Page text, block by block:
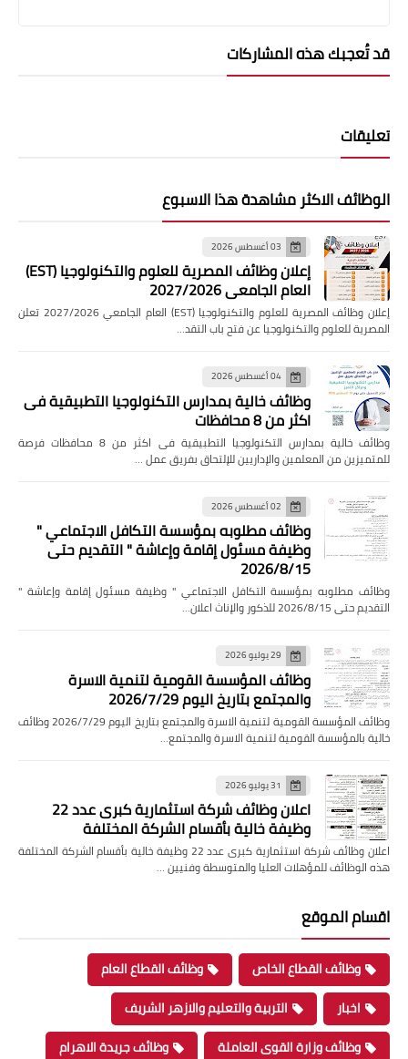
قد تُعجبك هذه المشاركات
تعليقات
الوظائف الاكثر مشاهدة هذا الاسبوع
03 أغسطس 2026
إعلان وظائف المصرية للعلوم والتكنولوجيا (EST)
العام الجامعي 2027/2026
إعلان وظائف المصرية للعلوم والتكنولوجيا (EST) العام الجامعي 2027/2026 تعلن
المصرية للعلوم والتكنولوجيا عن فتح باب التقد…
04 أغسطس 2026
وظائف خالية بمدارس التكنولوجيا التطبيقية فى
اكثر من 8 محافظات
وظائف خالية بمدارس التكنولوجيا التطبيقية فى اكثر من 8 محافظات فرصة
للمتميزين من المعلمين والإداريين للإلتحاق بفريق عمل …
02 أغسطس 2026
وظائف مطلوبه بمؤسسة التكافل الاجتماعي "
وظيفة مسئول إقامة وإعاشة " التقديم حتى
2026/8/15
وظائف مطلوبه بمؤسسة التكافل الاجتماعي " وظيفة مسئول إقامة وإعاشة "
التقديم حتى 2026/8/15 للذكور والإناث اعلان…
29 يوليو 2026
وظائف المؤسسة القومية لتنمية الاسرة
والمجتمع بتاريخ اليوم 2026/7/29
وظائف المؤسسة القومية لتنمية الاسرة والمجتمع بتاريخ اليوم 2026/7/29 وظائف
خالية بالمؤسسة القومية لتنمية الاسرة والمجتمع…
31 يوليو 2026
اعلان وظائف شركة استثمارية كبرى عدد 22
وظيفة خالية بأقسام الشركة المختلفة
اعلان وظائف شركة استثمارية كبرى عدد 22 وظيفة خالية بأقسام الشركة المختلفة
هذه الوظائف للمؤهلات العليا والمتوسطة وفنيين …
اقسام الموقع
وظائف القطاع الخاص
وظائف القطاع العام
اخبار
التربية والتعليم والازهر الشريف
وظائف وزارة القوى العاملة
وظائف جريدة الاهرام